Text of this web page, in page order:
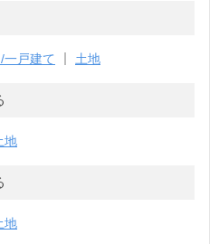
一戸建て 土地
地
地